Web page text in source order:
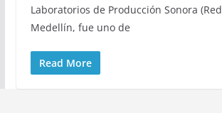
Laboratorios de Producción Sonora (Red
Medellín, fue uno de
Read More